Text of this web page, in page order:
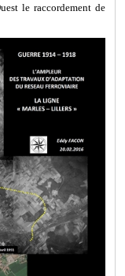
le raccordement de